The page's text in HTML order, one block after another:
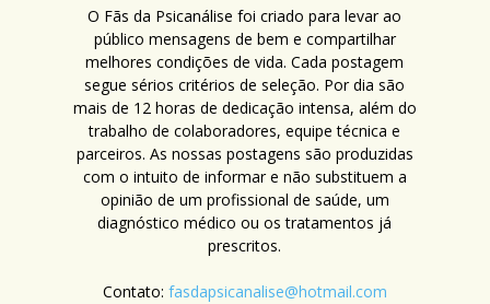
O Fãs da Psicanálise foi criado para levar ao
público mensagens de bem e compartilhar
melhores condições de vida. Cada postagem
segue sérios critérios de seleção. Por dia são
mais de 12 horas de dedicação intensa, além do
trabalho de colaboradores, equipe técnica e
parceiros. As nossas postagens são produzidas
com o intuito de informar e não substituem a
opinião de um profissional de saúde, um
diagnóstico médico ou os tratamentos já
prescritos.
Contato: fasdapsicanalise@hotmail.com